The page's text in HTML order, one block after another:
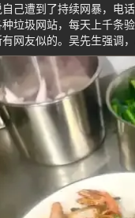
己遭到了持续网暴，电
垃圾网站，每天上千条
网友似的。吴先生强调